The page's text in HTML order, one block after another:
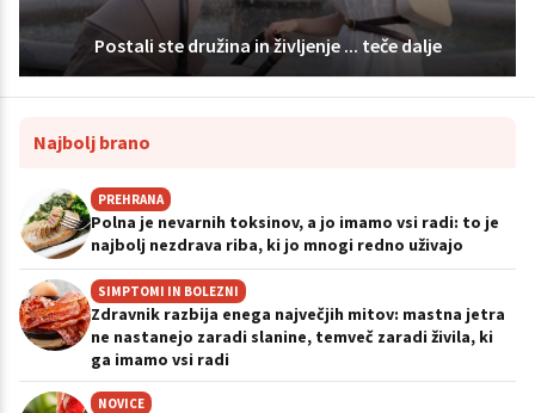
Postali ste družina in življenje ... teče dalje
Najbolj brano
PREHRANA
Polna je nevarnih toksinov, a jo imamo vsi radi: to je
najbolj nezdrava riba, ki jo mnogi redno uživajo
SIMPTOMI IN BOLEZNI
Zdravnik razbija enega največjih mitov: mastna jetra
ne nastanejo zaradi slanine, temveč zaradi živila, ki
ga imamo vsi radi
NOVICE